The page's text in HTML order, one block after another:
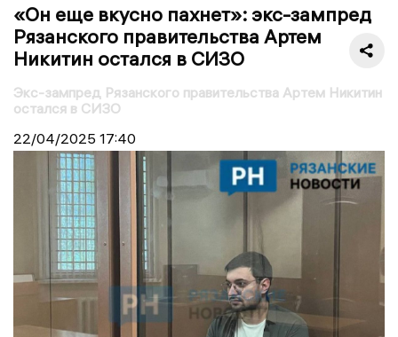
«Он еще вкусно пахнет»: экс-зампред
Рязанского правительства Артем
Никитин остался в СИЗО
Экс-зампред Рязанского правительства Артем Никитин
остался в СИЗО
22/04/2025 17:40